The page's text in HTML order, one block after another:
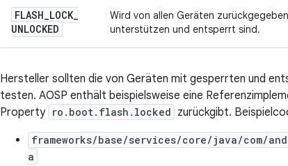
FLASH_LOCK_
UNLOCKED
Wird von allen Geräten
unterstützen und entsperrt sind.
Hersteller sollten die von Geräten mit gesperrten und
testen. AOSP enthält beispielsweise eine
Property ro.boot.flash.locked zurückgibt.
frameworks/base/services/core/java/com/
a